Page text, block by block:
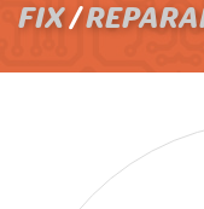
FIX/